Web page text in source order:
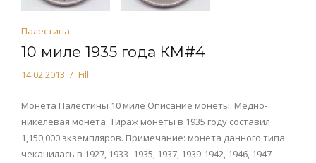
Палестина
10 миле 1935 года КМ#4
14.02.2013 Fill
Монета Палестины 10 миле Описание монеты: Медно-
никелевая монета. Тираж монеты в 1935 году составил
1,150,000 экземпляров. Примечание: монета данного типа
чеканилась в 1927, 1933- 1935, 1937, 1939-1942, 1946, 1947